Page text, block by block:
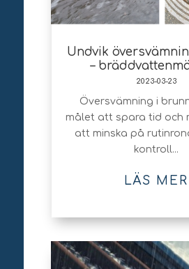
Undvik
–
2023-03-23
Översvämning i
målet att spara tid och
att minska på
kontroll...
LÄS MER